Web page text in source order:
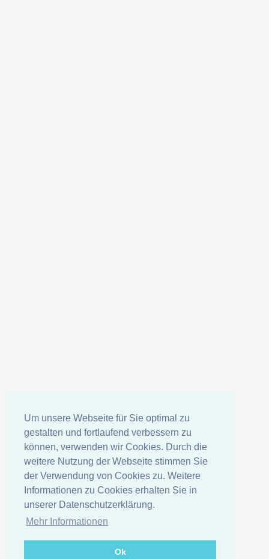
Um unsere Webseite für Sie optimal zu
gestalten und fortlaufend verbessern zu
können, verwenden wir Cookies. Durch die
weitere Nutzung der Webseite stimmen Sie
der Verwendung von Cookies zu. Weitere
Informationen zu Cookies erhalten Sie in
unserer Datenschutzerklärung.
Mehr Informationen
Ok